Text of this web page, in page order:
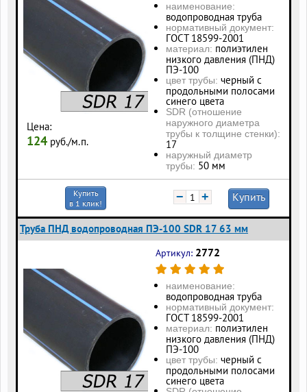
Цена:
124 руб./м.п.
наименование:
водопроводная труба
нормативный документ:
ГОСТ 18599-2001
материал: полиэтилен
низкого давления (ПНД)
ПЭ-100
цвет трубы: черный с
продольными полосами
синего цвета
SDR (отношение
наружного диаметра
трубы к толщине стенки):
17
наружный диаметр
трубы: 50 мм
Купить
в 1 клик!
− + Купить
Труба ПНД водопроводная ПЭ-100 SDR 17 63 мм
Артикул: 2772
наименование:
водопроводная труба
нормативный документ:
ГОСТ 18599-2001
материал: полиэтилен
низкого давления (ПНД)
ПЭ-100
цвет трубы: черный с
продольными полосами
синего цвета